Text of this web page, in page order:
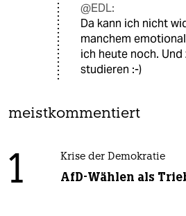
@EDL:
Da kann ich nicht
manchem
ich heute noch. Und
studieren :-)
meistkommentiert
1 Krise der Demokratie
AfD-Wählen als